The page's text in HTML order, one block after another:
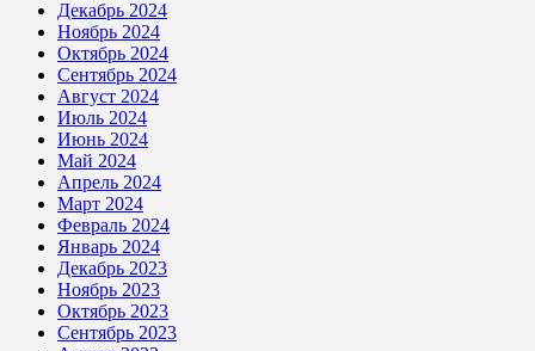
Декабрь 2024
Ноябрь 2024
Октябрь 2024
Сентябрь 2024
Август 2024
Июль 2024
Июнь 2024
Май 2024
Апрель 2024
Март 2024
Февраль 2024
Январь 2024
Декабрь 2023
Ноябрь 2023
Октябрь 2023
Сентябрь 2023